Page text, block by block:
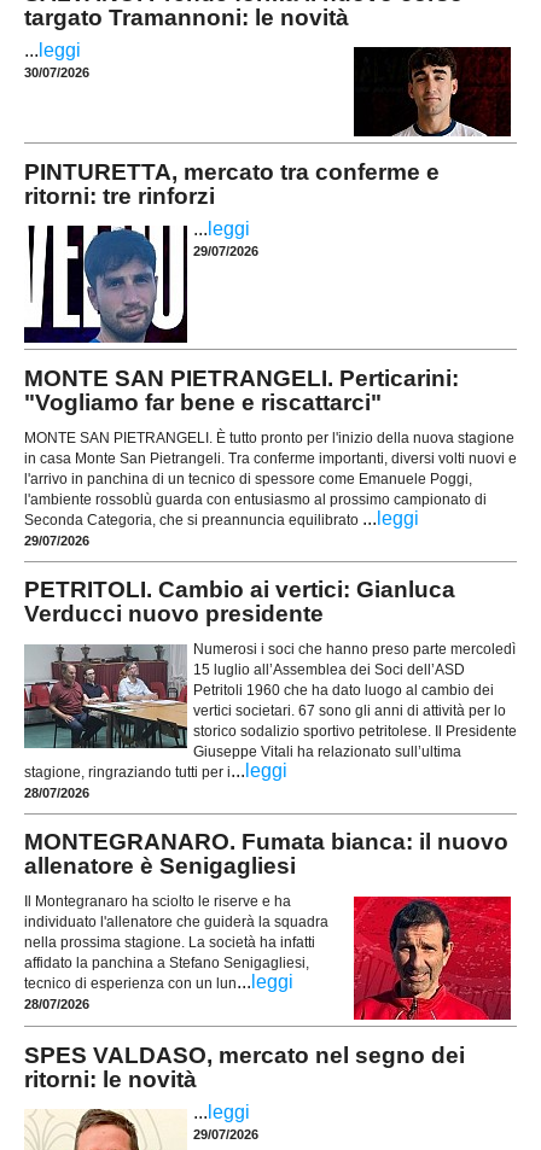
targato Tramannoni: le novità
... leggi
30/07/2026
PINTURETTA, mercato tra conferme e
ritorni: tre rinforzi
... leggi
29/07/2026
MONTE SAN PIETRANGELI. Perticarini:
"Vogliamo far bene e riscattarci"
MONTE SAN PIETRANGELI. È tutto pronto per l'inizio della nuova stagione
in casa Monte San Pietrangeli. Tra conferme importanti, diversi volti nuovi e
l'arrivo in panchina di un tecnico di spessore come Emanuele Poggi,
l'ambiente rossoblù guarda con entusiasmo al prossimo campionato di
Seconda Categoria, che si preannuncia equilibrato ... leggi
29/07/2026
PETRITOLI. Cambio ai vertici: Gianluca
Verducci nuovo presidente
Numerosi i soci che hanno preso parte mercoledì
15 luglio all’Assemblea dei Soci dell’ASD
Petritoli 1960 che ha dato luogo al cambio dei
vertici societari. 67 sono gli anni di attività per lo
storico sodalizio sportivo petritolese. Il Presidente
Giuseppe Vitali ha relazionato sull’ultima
stagione, ringraziando tutti per i... leggi
28/07/2026
MONTEGRANARO. Fumata bianca: il nuovo
allenatore è Senigagliesi
Il Montegranaro ha sciolto le riserve e ha
individuato l'allenatore che guiderà la squadra
nella prossima stagione. La società ha infatti
affidato la panchina a Stefano Senigagliesi,
tecnico di esperienza con un lun... leggi
28/07/2026
SPES VALDASO, mercato nel segno dei
ritorni: le novità
... leggi
29/07/2026